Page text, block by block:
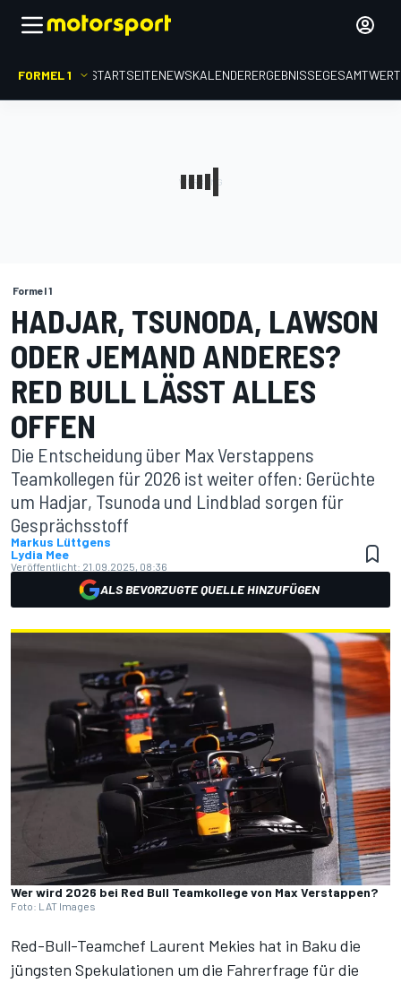
FORMEL 1 STARTSEITENEWSKALENDERERGEBNISSE
Formel 1
HADJAR, TSUNODA, LAWSON
ODER JEMAND ANDERES?
RED BULL LÄSST ALLES
OFFEN
Die Entscheidung über Max Verstappens
Teamkollegen für 2026 ist weiter offen: Gerüchte
um Hadjar, Tsunoda und Lindblad sorgen für
Gesprächsstoff
Markus Lüttgens
Lydia Mee
Veröffentlicht: 21.09.2025, 08:36
ALS BEVORZUGTE QUELLE HINZUFÜGEN
Wer wird 2026 bei Red Bull Teamkollege von Max Verstappen?
Foto: LAT Images
Red-Bull-Teamchef Laurent Mekies hat in Baku die
jüngsten Spekulationen um die Fahrerfrage für die